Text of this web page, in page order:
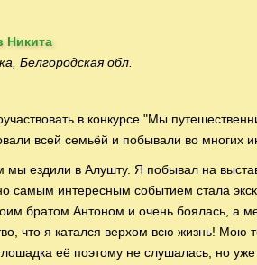
Никита
Белгородская обл.
в конкурсе "Мы
всей семьёй и побывали во многих
мы ездили в Алушту. Я побывал на
самым интересным событием стала
братом Антоном и очень боялась, а
что я катался верхом всю жизнь!
её поэтому не слушалась, но